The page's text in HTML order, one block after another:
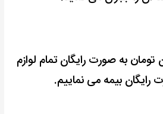
۱۰۰ میلیون تومان به صورت رایگان تمام لوازم
رایگان بیمه می نماییم.